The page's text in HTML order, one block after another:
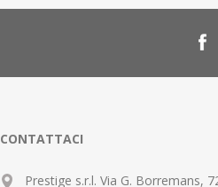
CONTATTACI
Prestige s.r.l. Via G. Borremans,